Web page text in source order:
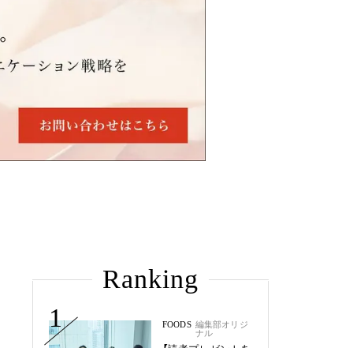
Ranking
1
FOODS 編集部オリジ
ナル